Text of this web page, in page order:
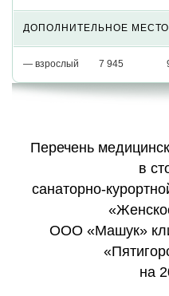
ДОПОЛНИТЕЛЬНОЕ
— взрослый 7 945
Перечень
в
санаторно-
ООО «Машук»
на